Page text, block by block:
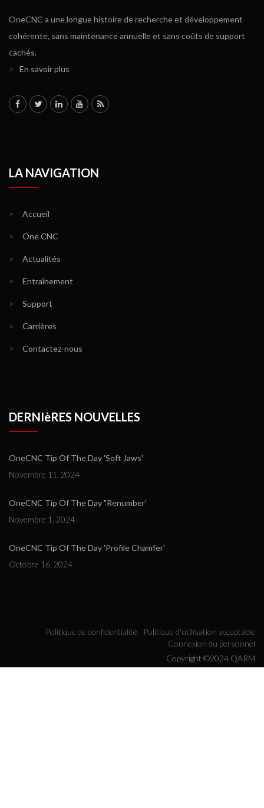
OneCNC a une longue histoire de recherche et développement
cohérente, sans maintenance annuelle et sans coûts de support
cachés.
>
En savoir plus
LA NAVIGATION
> Accueil
> One CNC
> Actualités
> Entraînement
> Support
> Carrières
> Contactez-nous
DERNIèRES NOUVELLES
OneCNC Tip Of The Day 'Soft Jaws'
Novembre 11, 2024
OneCNC Tip Of The Day "Renumber'
Novembre 1, 2024
OneCNC Tip Of The Day 'Profile Chamfer'
Octobre 16, 2024
Politique de confidentialité
Politique d'utilisation acceptable
Connexion du personnel
Copyright ©2024 QARM